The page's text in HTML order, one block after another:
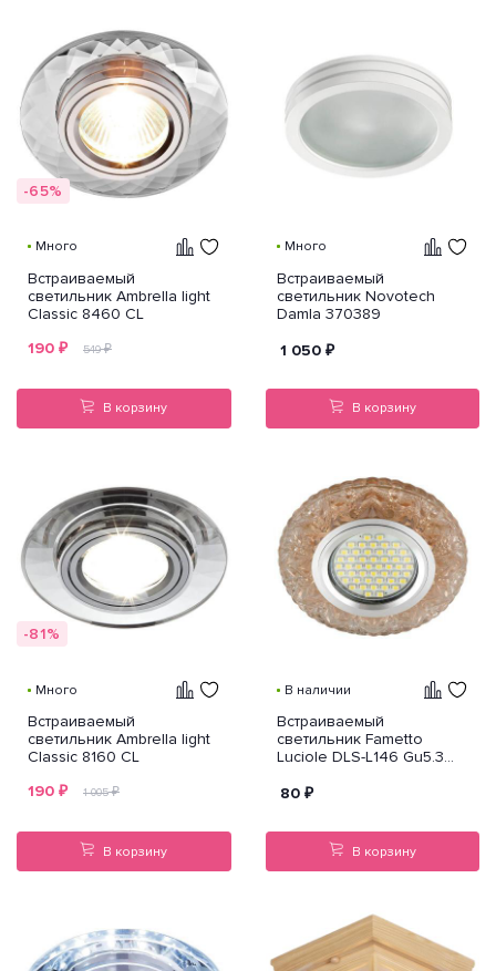
-65%
Много
Встраиваемый
светильник Ambrella light
Classic 8460 CL
190 ₽ 549₽
В корзину
Много
Встраиваемый
светильник Novotech
Damla 370389
1 050₽
В корзину
-81%
Много
Встраиваемый
светильник Ambrella light
Classic 8160 CL
190 ₽ 1 005₽
В корзину
В наличии
Встраиваемый
светильник Fametto
Luciole DLS-L146 Gu5.3
80₽
В корзину